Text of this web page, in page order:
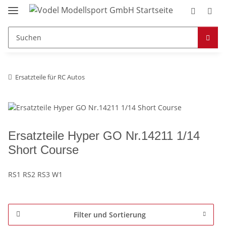
Ersatzteile für RC Autos
Ersatzteile Hyper GO Nr.14211 1/14
Short Course
RS1 RS2 RS3 W1
Filter und Sortierung